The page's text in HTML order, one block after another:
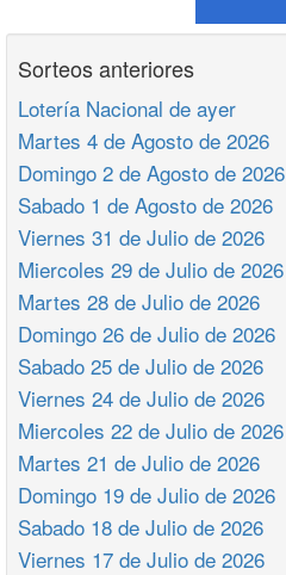
Sorteos anteriores
Lotería Nacional de ayer
Martes 4 de Agosto de 2026
Domingo 2 de Agosto de 2026
Sabado 1 de Agosto de 2026
Viernes 31 de Julio de 2026
Miercoles 29 de Julio de 2026
Martes 28 de Julio de 2026
Domingo 26 de Julio de 2026
Sabado 25 de Julio de 2026
Viernes 24 de Julio de 2026
Miercoles 22 de Julio de 2026
Martes 21 de Julio de 2026
Domingo 19 de Julio de 2026
Sabado 18 de Julio de 2026
Viernes 17 de Julio de 2026